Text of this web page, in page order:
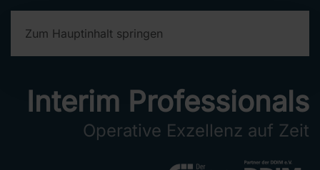
Zum Hauptinhalt springen
Interim Professionals
Operative Exzellenz auf Zeit